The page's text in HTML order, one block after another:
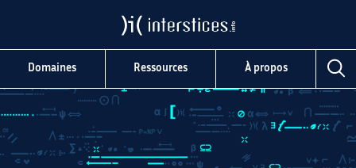
Domaines Ressources À propos